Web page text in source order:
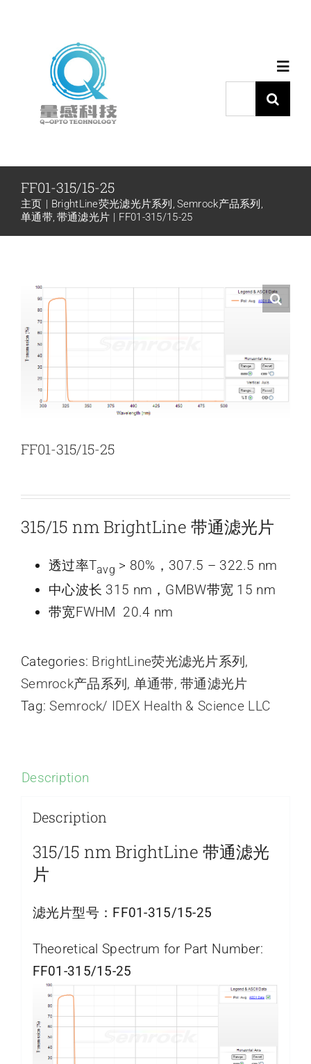
产品中心
代理品牌
下载中心
新闻和活动
关于量感
联系我们
索：
FF01-315/15-25
主页 BrightLine荧光滤光片系列
Semrock产品系列
单通带 带通滤光片 FF01-315/15-25
FF01-315/15-25
315/15 nm BrightLine 带通滤光片
透过率Tavg > 80%，307.5 – 322.5 nm
中心波长 315 nm，GMBW带宽 15 nm
带宽FWHM 20.4 nm
Categories: BrightLine荧光滤光片系列 ,
Semrock产品系列 , 单通带,带通滤光片
Tag:Semrock/ IDEX Health & Science LLC
Description
Description
315/15 nm BrightLine 带通滤光
片
滤光片型号： FF01-315/15-25
Theoretical Spectrum for Part Number:
FF01-315/15-25